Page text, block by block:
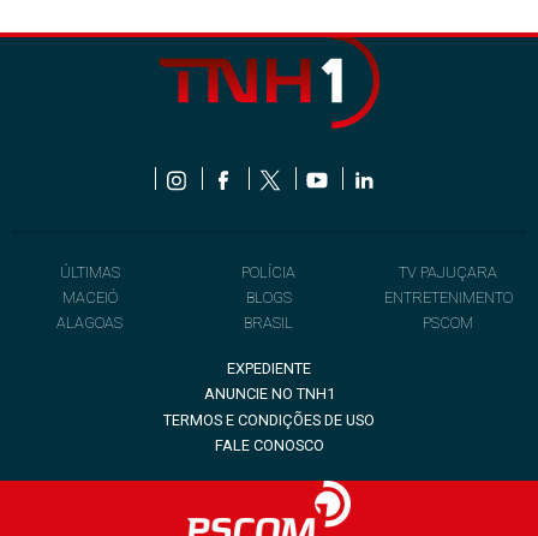
ÚLTIMAS
MACEIÓ
ALAGOAS
POLÍCIA
BLOGS
BRASIL
TV PAJUÇARA
ENTRETENIMENTO
PSCOM
EXPEDIENTE
ANUNCIE NO TNH1
TERMOS E CONDIÇÕES DE USO
FALE CONOSCO